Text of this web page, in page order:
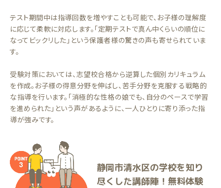
テスト期間中は指導回数を増やすことも可能で、お子様の理解度
に応じて柔軟に対応します。「定期テストで真ん中くらいの順位に
なってビックリした」という保護者様の驚きの声も寄せられていま
す。
受験対策においては、志望校合格から逆算した個別カリキュラム
を作成。お子様の得意分野を伸ばし、苦手分野を克服する戦略的
な指導を行います。「消極的な性格の娘でも、自分のペースで学習
を進められた」という声があるように、一人ひとりに寄り添った指
導が強みです。
静岡市清水区の学校を知り
尽くした講師陣！無料体験